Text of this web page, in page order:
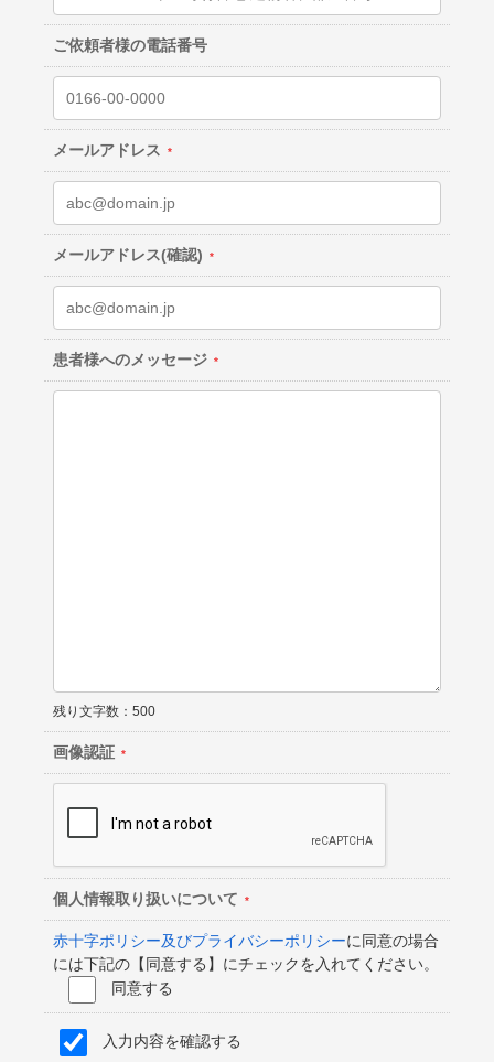
ご依頼者様の電話番号
メールアドレス
メールアドレス(確認)
患者様へのメッセージ
残り文字数： 500
画像認証
個人情報取り扱いについて
赤十字ポリシー及びプライバシーポリシーに同意の場合
には下記の【同意する】にチェックを入れてください。
同意する
入力内容を確認する